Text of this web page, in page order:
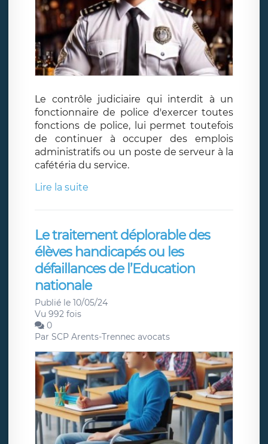
Le contrôle judiciaire qui interdit à un
fonctionnaire de police d'exercer toutes
fonctions de police, lui permet toutefois
de continuer à occuper des emplois
administratifs ou un poste de serveur à la
cafétéria du service.
Lire la suite
Le traitement déplorable des
élèves handicapés ou les
défaillances de l’Education
nationale
Publié le 10/05/24
Vu 992 fois
0
Par SCP Arents-Trennec avocats